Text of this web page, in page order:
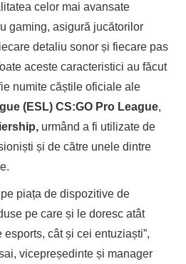
celor mai avansate
gaming, asigură jucătorilor
detaliu sonor și fiecare pas
aceste caracteristici au făcut
numite căștile oficiale ale
(ESL) CS:GO Pro League,
urmând a fi utilizate de
și de către unele dintre
piața de dispozitive de
pe care și le doresc atât
cât și cei entuziaști”,
vicepreședinte și manager